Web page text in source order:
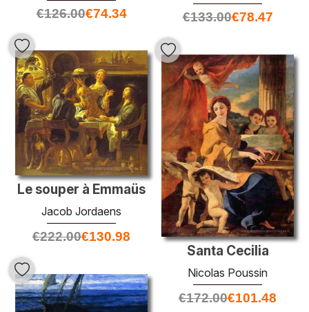
€133.00€78.47
€126.00€74.34
Le souper à Emmaüs
Jacob Jordaens
€222.00€130.98
Santa Cecilia
Nicolas Poussin
€172.00€101.48